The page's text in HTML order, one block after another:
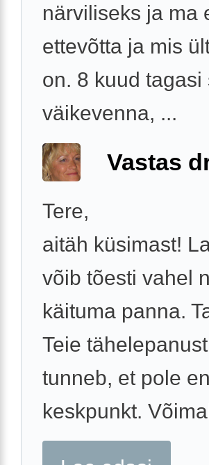
närviliseks ja ma
ettevõtta ja mis
on. 8 kuud tagasi
väikevenna, ...
Vastas
Tere,
aitäh küsimast!
võib tõesti vahel
käituma panna.
Teie
tunneb, et pole
keskpunkt.